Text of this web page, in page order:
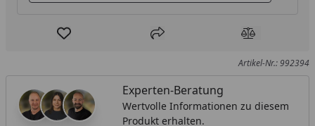
Produkt zur Wunschliste hinzufügen
Teilen Produkt
Artikel-Nr.: 992394
Experten-Beratung
Wertvolle Informationen zu diesem
Produkt erhalten.